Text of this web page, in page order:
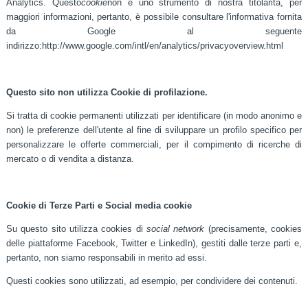
Analytics. Questocookienon è uno strumento di nostra titolarità, per
maggiori informazioni, pertanto, è possibile consultare l'informativa fornita
da Google al seguente
indirizzo:http://www.google.com/intl/en/analytics/privacyoverview.html
Questo sito non utilizza Cookie di profilazione.
Si tratta di cookie permanenti utilizzati per identificare (in modo anonimo e
non) le preferenze dell'utente al fine di sviluppare un profilo specifico per
personalizzare le offerte commerciali, per il compimento di ricerche di
mercato o di vendita a distanza.
Cookie di Terze Parti e Social media cookie
Su questo sito utilizza cookies disocial network (precisamente, cookies
delle piattaforme Facebook, Twitter e LinkedIn), gestiti dalle terze parti e,
pertanto, non siamo responsabili in merito ad essi.
Questi cookies sono utilizzati, ad esempio, per condividere dei contenuti.